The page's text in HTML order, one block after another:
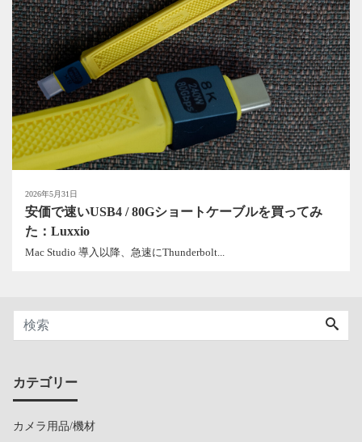
2026年5月31日
安価で速いUSB4 / 80Gショートケーブルを買ってみ
た：Luxxio
Mac Studio 導入以降、急速にThunderbolt...
カテゴリー
カメラ用品/機材